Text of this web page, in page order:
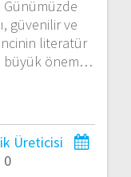
Günümüzde
güvenilir ve
literatür
büyük önem…
Üreticisi
0